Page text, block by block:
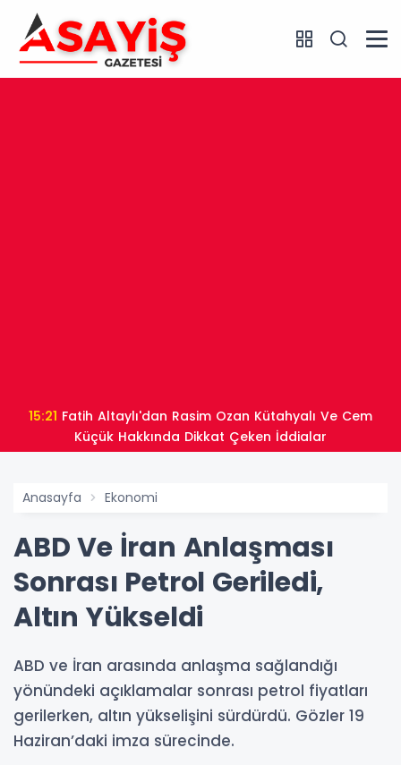
15:21
Küçük Hakkında Dikkat Çeken İddialar
Anasayfa Ekonomi
ABD Ve İran Anlaşması
Sonrası Petrol Geriledi,
Altın Yükseldi
ABD ve İran arasında anlaşma sağlandığı
yönündeki açıklamalar sonrası petrol fiyatları
gerilerken, altın yükselişini sürdürdü. Gözler 19
Haziran’daki imza sürecinde.